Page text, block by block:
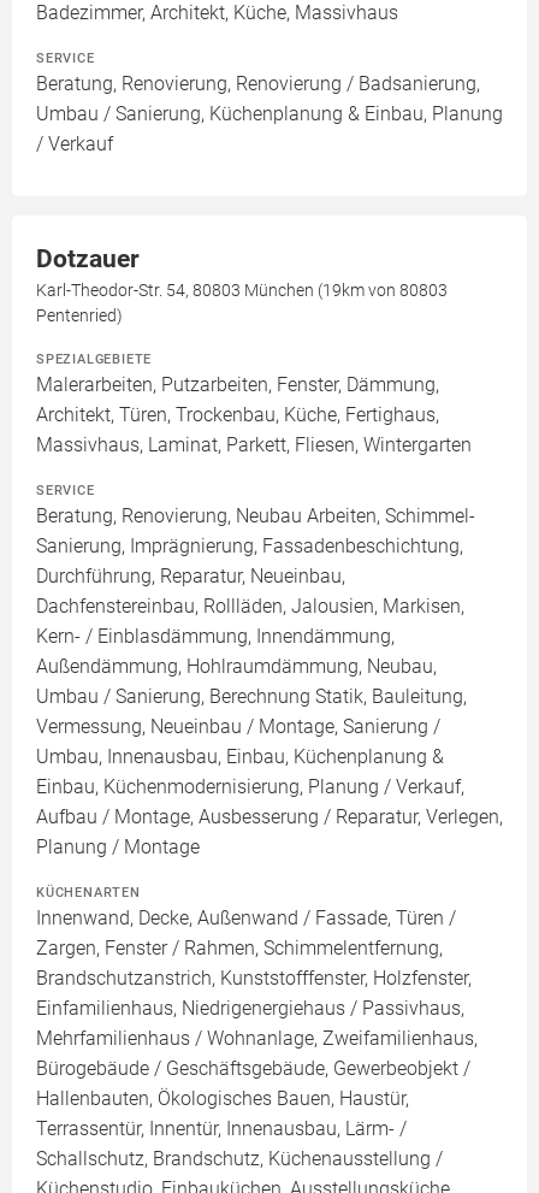
Badezimmer, Architekt, Küche, Massivhaus
SERVICE
Beratung, Renovierung, Renovierung / Badsanierung,
Umbau / Sanierung, Küchenplanung & Einbau, Planung
/ Verkauf
Dotzauer
Karl-Theodor-Str. 54, 80803 München (19km von 80803
Pentenried)
SPEZIALGEBIETE
Malerarbeiten, Putzarbeiten, Fenster, Dämmung,
Architekt, Türen, Trockenbau, Küche, Fertighaus,
Massivhaus, Laminat, Parkett, Fliesen, Wintergarten
SERVICE
Beratung, Renovierung, Neubau Arbeiten, Schimmel-
Sanierung, Imprägnierung, Fassadenbeschichtung,
Durchführung, Reparatur, Neueinbau,
Dachfenstereinbau, Rollläden, Jalousien, Markisen,
Kern- / Einblasdämmung, Innendämmung,
Außendämmung, Hohlraumdämmung, Neubau,
Umbau / Sanierung, Berechnung Statik, Bauleitung,
Vermessung, Neueinbau / Montage, Sanierung /
Umbau, Innenausbau, Einbau, Küchenplanung &
Einbau, Küchenmodernisierung, Planung / Verkauf,
Aufbau / Montage, Ausbesserung / Reparatur, Verlegen,
Planung / Montage
KÜCHENARTEN
Innenwand, Decke, Außenwand / Fassade, Türen /
Zargen, Fenster / Rahmen, Schimmelentfernung,
Brandschutzanstrich, Kunststofffenster, Holzfenster,
Einfamilienhaus, Niedrigenergiehaus / Passivhaus,
Mehrfamilienhaus / Wohnanlage, Zweifamilienhaus,
Bürogebäude / Geschäftsgebäude, Gewerbeobjekt /
Hallenbauten, Ökologisches Bauen, Haustür,
Terrassentür, Innentür, Innenausbau, Lärm- /
Schallschutz, Brandschutz, Küchenausstellung /